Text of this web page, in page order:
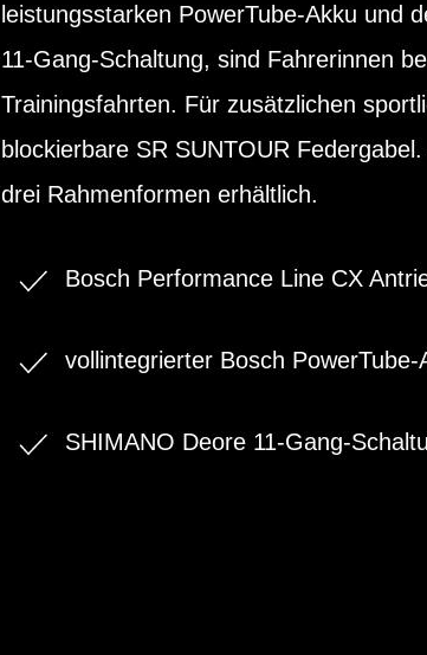
leistungsstarken PowerTube-Akku und
11-Gang-Schaltung, sind Fahrerinnen
Trainingsfahrten. Für zusätzlichen
blockierbare SR SUNTOUR
drei Rahmenformen erhältlich.
Bosch Performance Line CX
vollintegrierter Bosch PowerTube-
SHIMANO Deore 11-Gang-